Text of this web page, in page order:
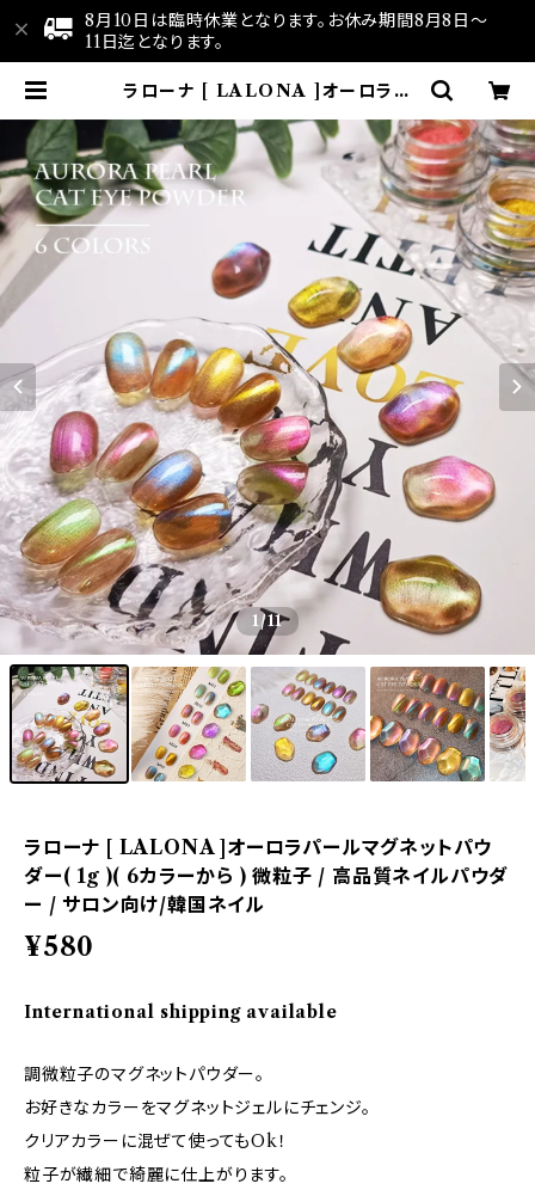
8月10日は臨時休業となります。お休み期間8月8日～
11日迄となります。
ラローナ [ LALONA ]オーロラパ
ーから ) 微粒子 / 高品質ネイルパウ
ダー / サロン向け/韓国ネイル | LA
LONA
1/11
ラローナ [ LALONA ]オーロラパールマグネットパウ
ダー( 1g )( 6カラーから ) 微粒子 / 高品質ネイルパウダ
ー / サロン向け/韓国ネイル
¥580
International shipping available
調微粒子のマグネットパウダー。
お好きなカラーをマグネットジェルにチェンジ。
クリアカラーに混ぜて使ってもOk！
粒子が繊細で綺麗に仕上がります。